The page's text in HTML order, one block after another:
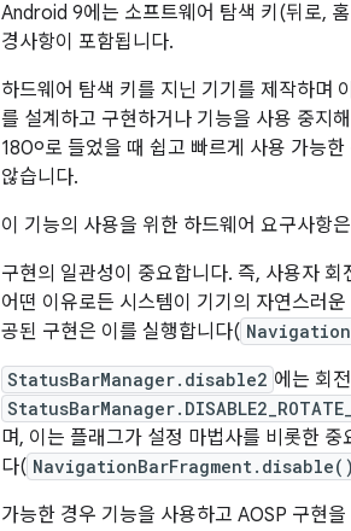
Android 9에는 소프트웨어 탐색 키(뒤로,
경사항이 포함됩니다.
하드웨어 탐색 키를 지닌 기기를 제작하며
를 설계하고 구현하거나 기능을 사용 중지
180º로 들었을 때 쉽고 빠르게 사용 가능
않습니다.
이 기능의 사용을 위한 하드웨어 요구사항
구현의 일관성이 중요합니다. 즉, 사용자 회
어떤 이유로든 시스템이 기기의 자연스러
공된 구현은 이를 실행합니다(
StatusBarManager.disable2 에는 회
며, 이는 플래그가 설정 마법사를 비롯한
다( NavigationBarFragment.disable()
가능한 경우 기능을 사용하고 AOSP 구현